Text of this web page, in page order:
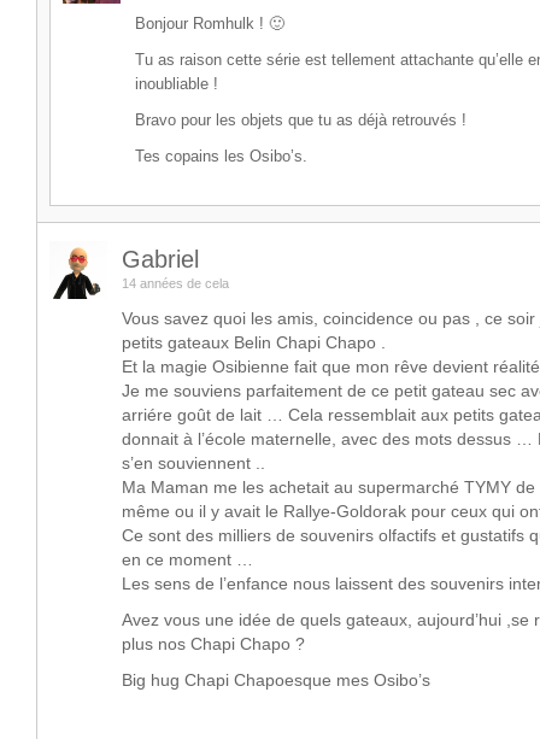
Bonjour Romhulk ! 🙂
Tu as raison cette série est tellement attachante qu’elle
inoubliable !
Bravo pour les objets que tu as déjà retrouvés !
Tes copains les Osibo’s.
Gabriel
14 années de cela
Vous savez quoi les amis, coincidence ou pas , ce soir
petits gateaux Belin Chapi Chapo .
Et la magie Osibienne fait que mon rêve devient
Je me souviens parfaitement de ce petit gateau sec
arriére goût de lait … Cela ressemblait aux petits
donnait à l’école maternelle, avec des mots dessus …
s’en souviennent ..
Ma Maman me les achetait au supermarché TYMY
même ou il y avait le Rallye-Goldorak pour ceux qui
Ce sont des milliers de souvenirs olfactifs et gustatifs
en ce moment …
Les sens de l’enfance nous laissent des souvenirs
Avez vous une idée de quels gateaux, aujourd’hui ,se
plus nos Chapi Chapo ?
Big hug Chapi Chapoesque mes Osibo’s